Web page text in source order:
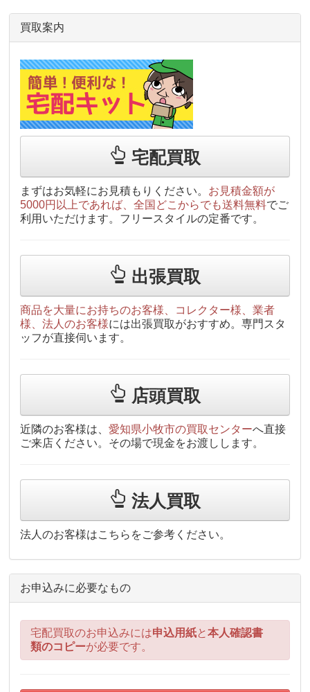
買取案内
宅配買取
まずはお気軽にお見積もりください。 お見積金額が
5000円以上であれば、全国どこからでも送料無料でご
利用いただけます。フリースタイルの定番です。
出張買取
商品を大量にお持ちのお客様、コレクター様、業者
様、法人のお客様には出張買取がおすすめ。専門スタ
ッフが直接伺います。
店頭買取
近隣のお客様は、愛知県小牧市の買取センターへ直接
ご来店ください。その場で現金をお渡しします。
法人買取
法人のお客様はこちらをご参考ください。
お申込みに必要なもの
宅配買取のお申込みには申込用紙と本人確認書
類のコピーが必要です。